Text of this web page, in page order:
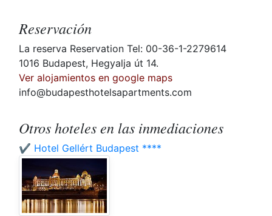
Reservación
La reserva Reservation Tel: 00-36-1-2279614
1016 Budapest, Hegyalja út 14.
Ver alojamientos en google maps
info@budapesthotelsapartments.com
Otros hoteles en las inmediaciones
✔️ Hotel Gellért Budapest ****